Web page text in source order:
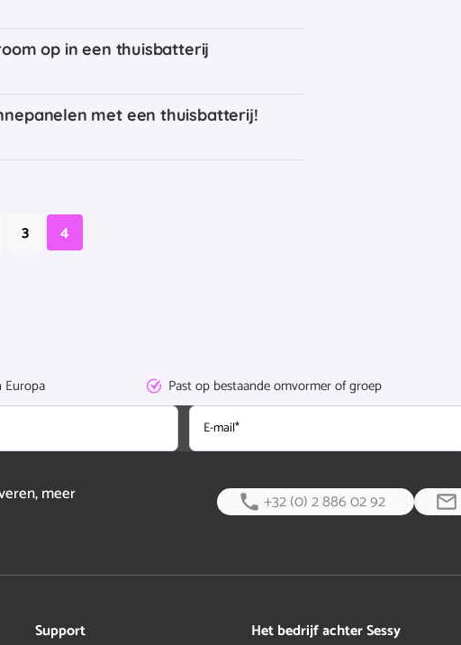
op in een thuisbatterij
met een thuisbatterij!
3 4
Europa Pastop bestaande omvormer of groep
E-
mail
meer +32 (0) 2 886 02 92
Support
Het bedrijf achter Sessy